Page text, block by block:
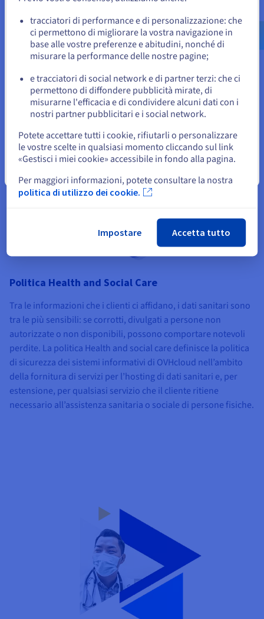
contrattuali presenti nell’allegato “OVHcloud Healthcare
Addendum” relativo all’hosting di dati sanitari. Contatta il
nostro servizio commerciale.
Scopri di più sui livelli di supporto
Politica Health and Social Care
Tra le informazioni che i clienti ci affidano, i dati sanitari sono
tra le più sensibili: se corrotti, divulgati a persone non
autorizzate o non disponibili, possono comportare notevoli
perdite. La politica Health and social care definisce la politica
di sicurezza dei sistemi informativi di OVHcloud nell’ambito
della fornitura di servizi per l’hosting di dati sanitari e, per
estensione, per qualsiasi servizio che il cliente ritiene
necessario all’assistenza sanitaria o sociale di persone fisiche.
Vai al sito Stati Uniti
us.ovhcloud.com/
Inglese USD - $
o
Resta sul sito web attuale
Seleziona un altro sito web
tracciatori di performance e di personalizzazione: che
ci permettono di migliorare la vostra navigazione in
base alle vostre preferenze e abitudini, nonché di
misurare la performance delle nostre pagine;
e tracciatori di social network e di partner terzi: che ci
permettono di diffondere pubblicità mirate, di
misurarne l'efficacia e di condividere alcuni dati con i
nostri partner pubblicitari e i social network.
Potete accettare tutti i cookie, rifiutarli o personalizzare
le vostre scelte in qualsiasi momento cliccando sul link
«Gestisci i miei cookie» accessibile in fondo alla pagina.
Per maggiori informazioni, potete consultare la nostra
politica di utilizzo dei cookie.
Impostare Accetta tutto